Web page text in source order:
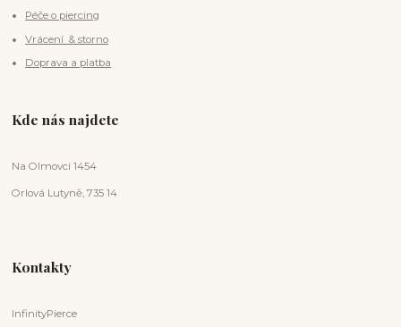
Péče o piercing
Vrácení & storno
Doprava a platba
Kde nás najdete
Na Olmovci 1454
Orlová Lutyně, 735 14
Kontakty
InfinityPierce